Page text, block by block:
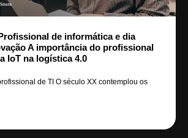
de informática e dia
A importância do profissional
IoT na logística 4.0
de TI O século XX contemplou os